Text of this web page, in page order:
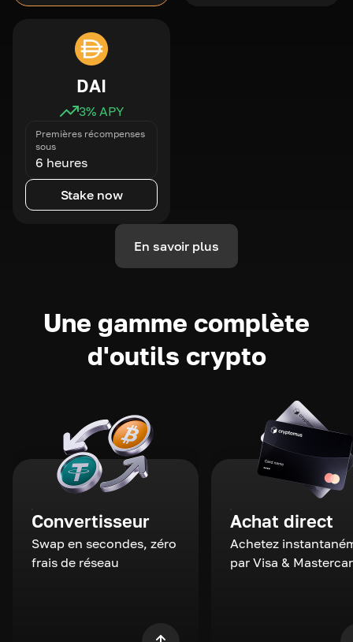
DAI
3% APY
Premières récompenses
sous
6 heures
Stake now
En savoir plus
Une gamme complète
d'outils crypto
Convertisseur
Swap en secondes, zéro
frais de réseau
Achat direct
Achetez
par Visa &